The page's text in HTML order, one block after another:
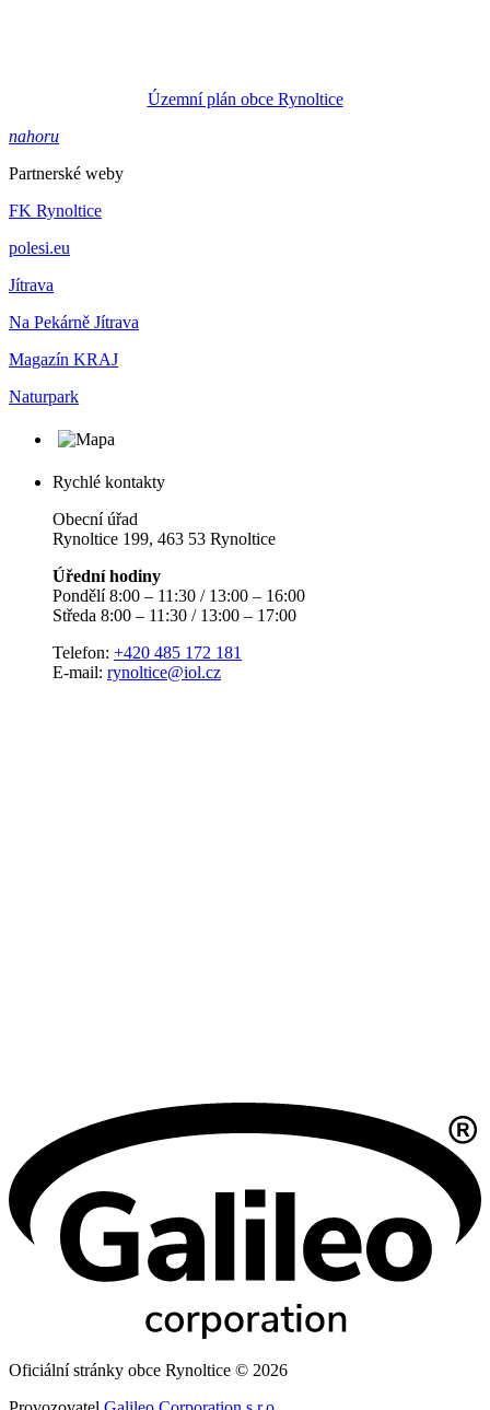
Územní plán obce Rynoltice
nahoru
Partnerské weby
FK Rynoltice
polesi.eu
Jítrava
Na Pekárně Jítrava
Magazín KRAJ
Naturpark
Rychlé kontakty
Obecní úřad
Rynoltice 199, 463 53 Rynoltice
Úřední hodiny
Pondělí 8:00 – 11:30 / 13:00 – 16:00
Středa 8:00 – 11:30 / 13:00 – 17:00
Telefon: +420 485 172 181
E-mail: rynoltice@iol.cz
Oficiální stránky obce Rynoltice © 2026